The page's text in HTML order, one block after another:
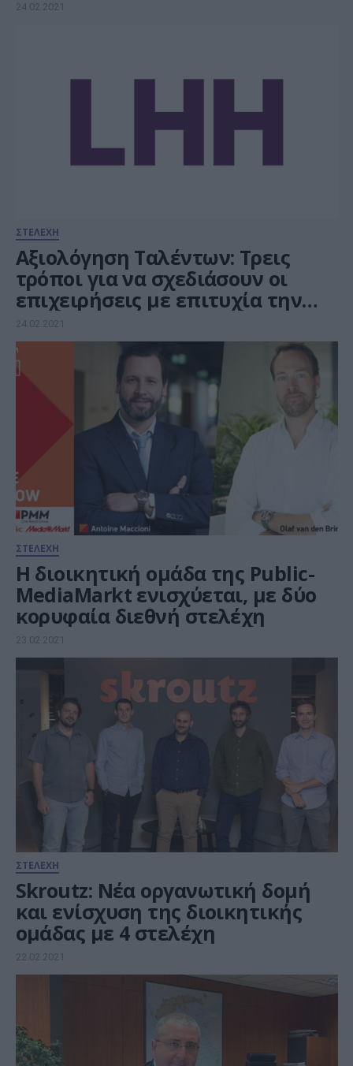
24.02.2021
ΣΤΕΛΕΧΗ
Αξιολόγηση Ταλέντων: Τρεις
τρόποι για να σχεδιάσουν οι
επιχειρήσεις με επιτυχία την
ανάπτυξη των ταλέντων τους
μέσα στο 2021
24.02.2021
ΣΤΕΛΕΧΗ
Η διοικητική ομάδα της Public-
MediaMarkt ενισχύεται, με δύο
κορυφαία διεθνή στελέχη
23.02.2021
ΣΤΕΛΕΧΗ
Skroutz: Νέα οργανωτική δομή
και ενίσχυση της διοικητικής
ομάδας με 4 στελέχη
22.02.2021